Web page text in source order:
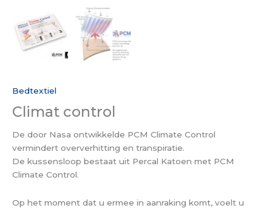
Bedtextiel
Climat control
De door Nasa ontwikkelde PCM Climate Control
vermindert oververhitting en transpiratie.
De kussensloop bestaat uit Percal Katoen met PCM
Climate Control.
Op het moment dat u ermee in aanraking komt, voelt u